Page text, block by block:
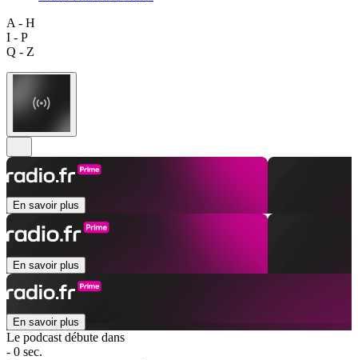
A - H
I - P
Q - Z
En savoir plus
En savoir plus
En savoir plus
Le podcast débute dans
- 0 sec.